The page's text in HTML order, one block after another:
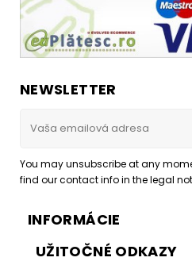
NEWSLETTER
You may unsubscribe at any
find our contact info in the legal
INFORMÁCIE
UŽITOČNÉ ODKAZY